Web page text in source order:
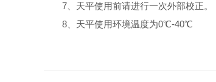
7、天平使用前请进行一次外部校正。
8、天平使用环境温度为0℃-40℃